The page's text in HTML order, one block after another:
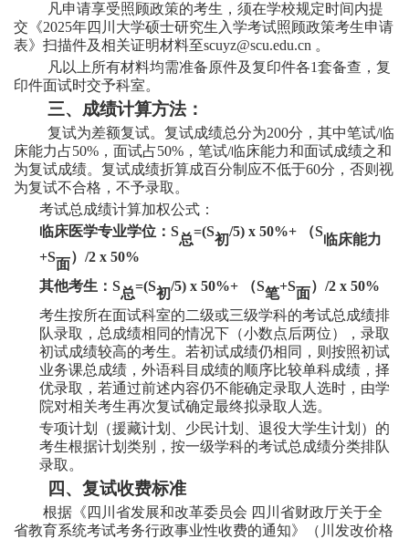
凡申请享受照顾政策的考生，须在学校规定时间内提
交《2025年四川大学硕士研究生入学考试照顾政策考生申请
表》扫描件及相关证明材料至scuyz@scu.edu.cn 。
凡以上所有材料均需准备原件及复印件各1套备查，复
印件面试时交予科室。
三、成绩计算方法：
复试为差额复试。复试成绩总分为200分，其中笔试/临
床能力占50%，面试占50%，笔试/临床能力和面试成绩之和
为复试成绩。复试成绩折算成百分制应不低于60分，否则视
为复试不合格，不予录取。
考试总成绩计算加权公式：
临床医学专业学位： S总=(S初/5) x 50%+ （S临床能力
+S面） /2 x 50%
其他考生：S总=(S初/5) x 50%+ （S笔+S面）/2 x 50%
考生按所在面试科室的二级或三级学科的考试总成绩排
队录取，总成绩相同的情况下（小数点后两位），录取
初试成绩较高的考生。若初试成绩仍相同，则按照初试
业务课总成绩，外语科目成绩的顺序比较单科成绩，择
优录取，若通过前述内容仍不能确定录取人选时，由学
院对相关考生再次复试确定最终拟录取人选。
专项计划（援藏计划、少民计划、退役大学生计划）的
考生根据计划类别，按一级学科的考试总成绩分类排队
录取。
四、复试收费标准
根据《四川省发展和改革委员会 四川省财政厅关于全
省教育系统考试考务行政事业性收费的通知》（川发改价格